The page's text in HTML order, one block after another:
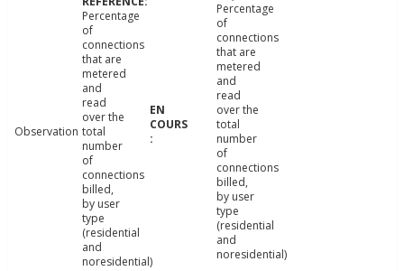
Observation
Percentage
of
connections
that are
metered
and
read
over the
total
number
of
connections
billed,
by user
type
(residential
and
noresidential)
Percentage
of
connections
that are
metered
and
read
over the
total
number
of
connections
billed,
by user
type
(residential
and
noresidential)